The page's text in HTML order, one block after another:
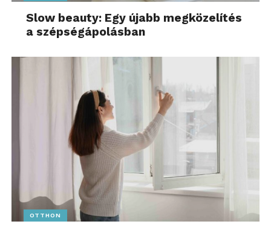
Slow beauty: Egy újabb megközelítés
a szépségápolásban
OTTHON